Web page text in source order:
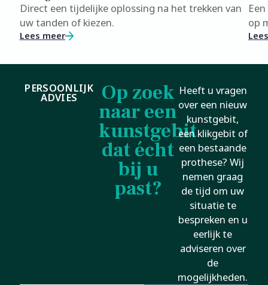
Direct een tijdelijke oplossing na het trekken van
uw tanden of kiezen.
Lees meer
op
PERSOONLIJK
ADVIES Op zoek
naar een
kunstgebit
dat écht
bij u
past?
Heeft u vragen
over een nieuw
kunstgebit,
een klikgebit of
een bestaande
prothese? Wij
nemen graag
de tijd om uw
situatie te
bespreken en u
eerlijk te
adviseren over
de
mogelijkheden.